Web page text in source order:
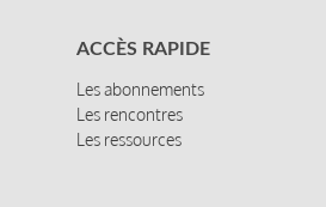
ACCÈS RAPIDE
Les abonnements
Les rencontres
Les ressources